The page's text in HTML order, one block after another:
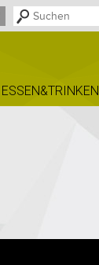
ESSEN&TRINKEN